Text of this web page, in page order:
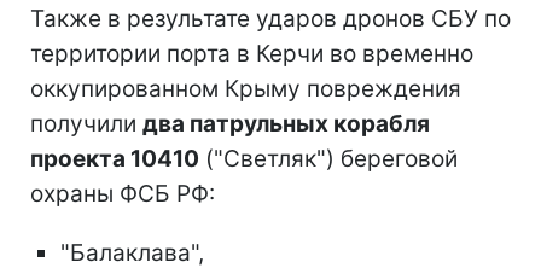
Также в результате ударов дронов СБУ по
территории порта в Керчи во временно
оккупированном Крыму повреждения
получили два патрульных корабля
проекта 10410 ("Светляк") береговой
охраны ФСБ РФ:
"Балаклава",